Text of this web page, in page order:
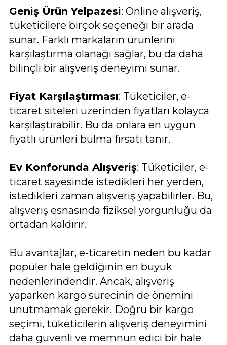
Geniş Ürün Yelpazesi: Online alışveriş,
tüketicilere birçok seçeneği bir arada
sunar. Farklı markaların ürünlerini
karşılaştırma olanağı sağlar, bu da daha
bilinçli bir alışveriş deneyimi sunar.
Fiyat Karşılaştırması: Tüketiciler, e-
ticaret siteleri üzerinden fiyatları kolayca
karşılaştırabilir. Bu da onlara en uygun
fiyatlı ürünleri bulma fırsatı tanır.
Ev Konforunda Alışveriş: Tüketiciler, e-
ticaret sayesinde istedikleri her yerden,
istedikleri zaman alışveriş yapabilirler. Bu,
alışveriş esnasında fiziksel yorgunluğu da
ortadan kaldırır.
Bu avantajlar, e-ticaretin neden bu kadar
popüler hale geldiğinin en büyük
nedenlerindendir. Ancak, alışveriş
yaparken kargo sürecinin de önemini
unutmamak gerekir. Doğru bir kargo
seçimi, tüketicilerin alışveriş deneyimini
daha güvenli ve memnun edici bir hale